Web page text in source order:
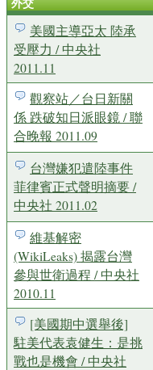
外交
美國主導亞太 陸承
受壓力 / 中央社
2011.11
觀察站／台日新關
係 跌破知日派眼鏡 / 聯
合晚報 2011.09
台灣嫌犯遣陸事件
菲律賓正式聲明摘要 /
中央社 2011.02
維基解密
(WikiLeaks) 揭露台灣
參與世衛過程 / 中央社
2010.11
[美國期中選舉後]
駐美代表袁健生：是挑
戰也是機會 / 中央社